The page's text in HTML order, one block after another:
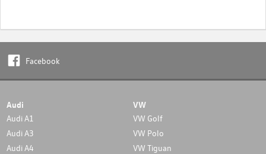
Facebook
Audi
Audi A1
Audi A3
Audi A4
VW
VW Golf
VW Polo
VW Tiguan